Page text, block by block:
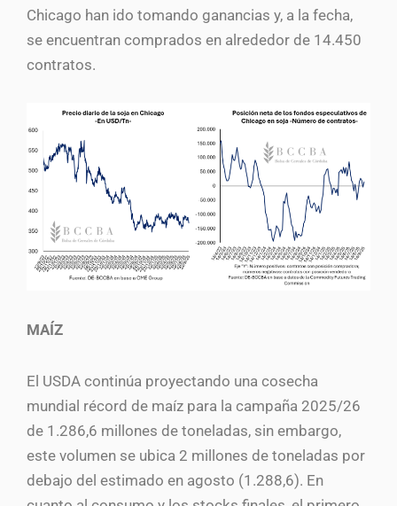
Chicago han ido tomando ganancias y, a la fecha,
se encuentran comprados en alrededor de 14.450
contratos.
MAÍZ
El USDA continúa proyectando una cosecha
mundial récord de maíz para la campaña 2025/26
de 1.286,6 millones de toneladas, sin embargo,
este volumen se ubica 2 millones de toneladas por
debajo del estimado en agosto (1.288,6). En